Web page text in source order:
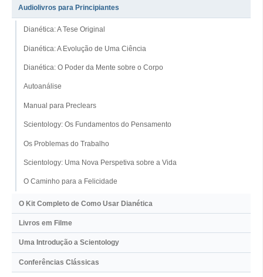
Audiolivros para Principiantes
Dianética: A Tese Original
Dianética: A Evolução de Uma Ciência
Dianética: O Poder da Mente sobre o Corpo
Autoanálise
Manual para Preclears
Scientology: Os Fundamentos do Pensamento
Os Problemas do Trabalho
Scientology: Uma Nova Perspetiva sobre a Vida
O Caminho para a Felicidade
O Kit Completo de Como Usar Dianética
Livros em Filme
Uma Introdução a Scientology
Conferências Clássicas